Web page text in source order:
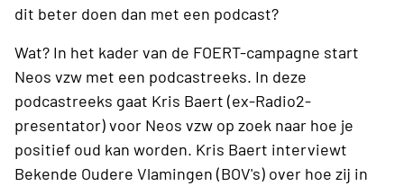
dit beter doen dan met een podcast?
Wat? In het kader van de FOERT-campagne start
Neos vzw met een podcastreeks. In deze
podcastreeks gaat Kris Baert (ex-Radio2-
presentator) voor Neos vzw op zoek naar hoe je
positief oud kan worden. Kris Baert interviewt
Bekende Oudere Vlamingen (BOV's) over hoe zij in